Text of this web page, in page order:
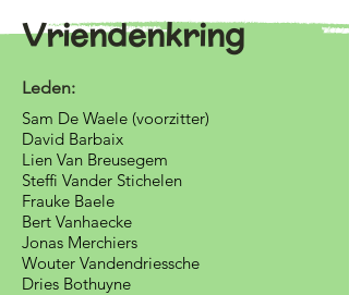
Vriendenkring
Leden:
Sam De Waele (voorzitter)
David Barbaix
Lien Van Breusegem
Steffi Vander Stichelen
Frauke Baele
Bert Vanhaecke
Jonas Merchiers
Wouter Vandendriessche
Dries Bothuyne